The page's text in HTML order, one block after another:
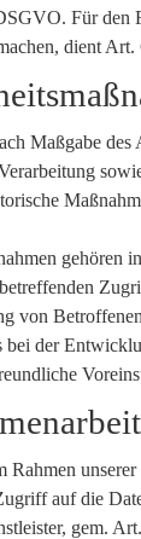
Für den
dient
Maßgabe
gehören
von
bei der
Rahmen
auf die
gem.